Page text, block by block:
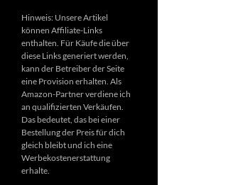
Hinweis: Unsere Artikel
können Affiliate-Links
enthalten. Für Käufe die über
diese Links generiert werden,
kann der Betreiber der Seite
eine Provision erhalten. Als
Amazon-Partner verdiene ich
an qualifizierten Verkäufen.
Das bedeutet, das bei einer
Bestellung der Preis für dich
gleich bleibt und ich eine
Werbekostenerstattung
erhalte.